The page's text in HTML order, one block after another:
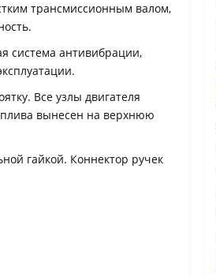
трансмиссионным валом,
система антивибрации,
Все узлы двигателя
вынесен на верхнюю
гайкой. Коннектор ручек